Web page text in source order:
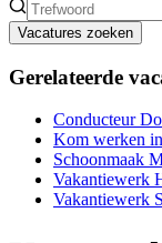
Vacatures zoeken
Gerelateerde
Conducteur
Kom werken
Schoonmaak
Vakantiewerk
Vakantiewerk